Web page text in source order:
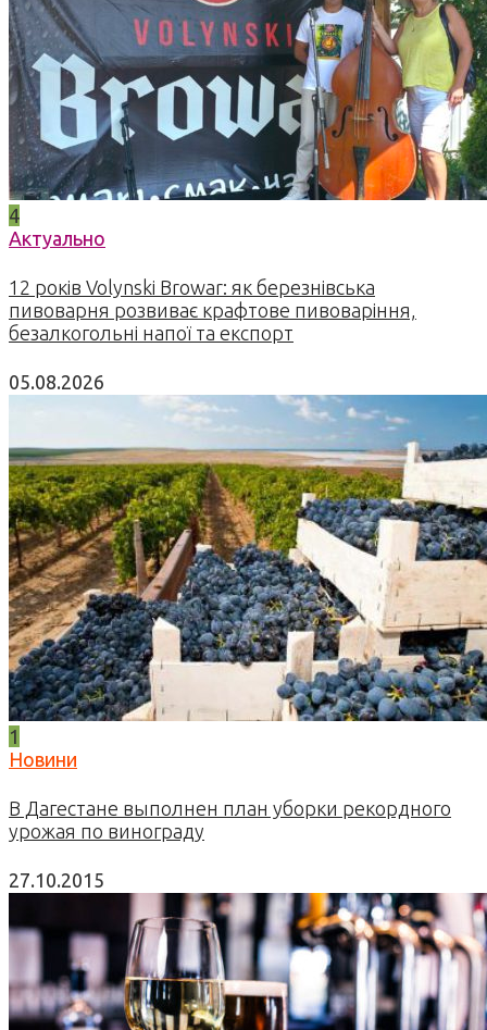
4
Актуально
12 років Volynski Browar: як березнівська
пивоварня розвиває крафтове пивоваріння,
безалкогольні напої та експорт
05.08.2026
1
Новини
В Дагестане выполнен план уборки рекордного
урожая по винограду
27.10.2015